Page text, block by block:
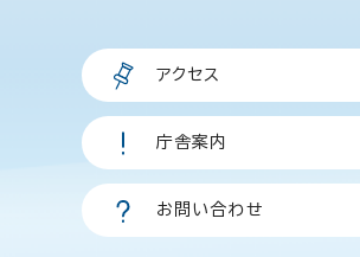
アクセス
庁舎案内
お問い合わせ